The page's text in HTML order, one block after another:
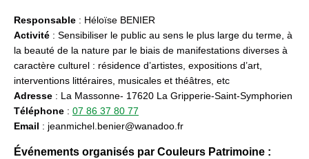
Responsable : Héloïse BENIER
Activité : Sensibiliser le public au sens le plus large du terme, à
la beauté de la nature par le biais de manifestations diverses à
caractère culturel : résidence d’artistes, expositions d’art,
interventions littéraires, musicales et théâtres, etc
Adresse : La Massonne- 17620 La Gripperie-Saint-Symphorien
Téléphone : 07 86 37 80 77
Email : jeanmichel.benier@wanadoo.fr
Événements organisés par Couleurs Patrimoine :